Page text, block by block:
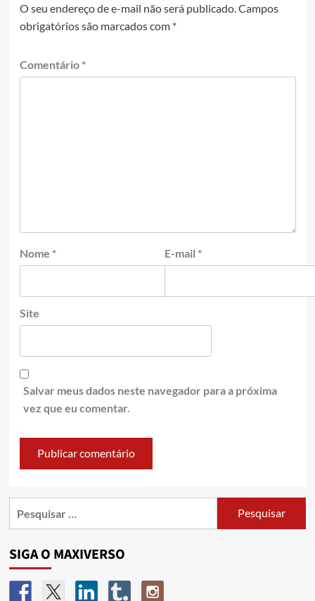
O seu endereço de e-mail não será publicado. Campos
obrigatórios são marcados com *
Comentário *
Nome * E-mail *
Site
Salvar meus dados neste navegador para a próxima
vez que eu comentar.
SIGA O MAXIVERSO